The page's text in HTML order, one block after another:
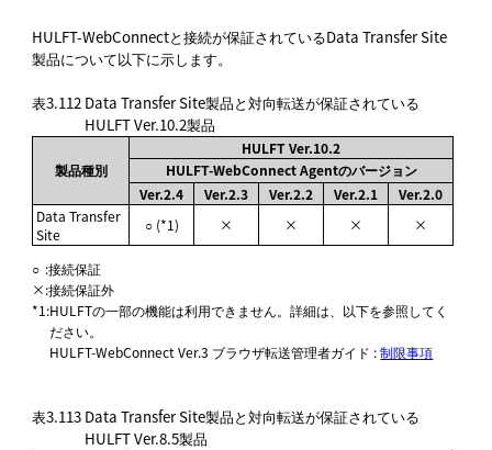
HULFT-WebConnectと接続が保証されているData Transfer Site
製品について以下に示します。
表3.112 Data Transfer Site製品と対向転送が保証されている
HULFT Ver.10.2製品
製品種別
HULFT Ver.10.2
HULFT-WebConnect Agentのバージョン
Ver.2.4
Ver.2.3 Ver.2.2 Ver.2.1
Ver.2.0
Data Transfer
Site
○ (*1) × × × ×
○ :接続保証
×:接続保証外
*1:HULFTの一部の機能は利用できません。詳細は、以下を参照してく
ださい。
HULFT-WebConnect Ver.3 ブラウザ転送管理者ガイド :制限事項
表3.113 Data Transfer Site製品と対向転送が保証されている
HULFT Ver.8.5製品